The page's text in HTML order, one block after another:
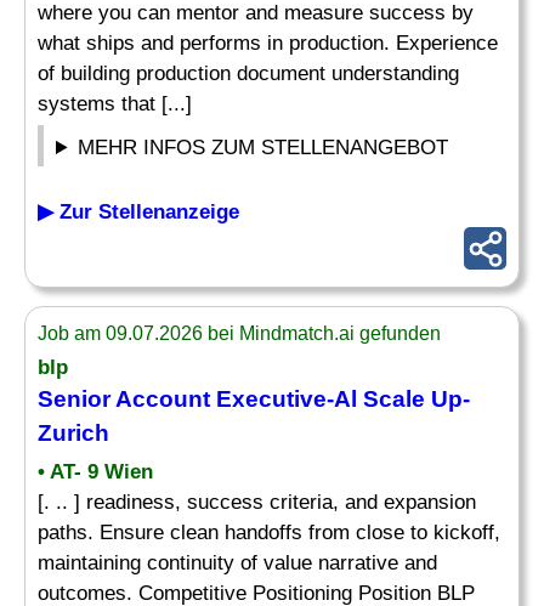
where you can mentor and measure success by
what ships and performs in production. Experience
of building production document understanding
systems that [...]
MEHR INFOS ZUM STELLENANGEBOT
▶ Zur Stellenanzeige
Job am 09.07.2026 bei Mindmatch.ai gefunden
blp
Senior Account Executive-Al Scale Up-
Zurich
• AT- 9 Wien
[. .. ] readiness, success criteria, and expansion
paths. Ensure clean handoffs from close to kickoff,
maintaining continuity of value narrative and
outcomes. Competitive Positioning Position BLP